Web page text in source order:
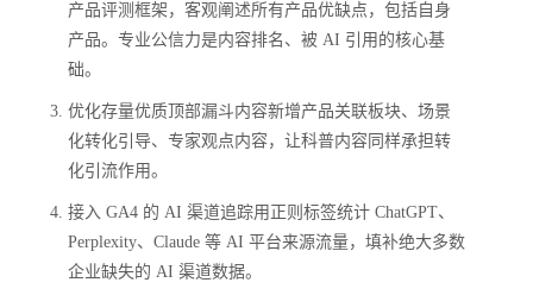
产品评测框架，客观阐述所有产品优缺点，包括自身
产品。专业公信力是内容排名、被 AI 引用的核心基
础。
优化存量优质顶部漏斗内容新增产品关联板块、场景
化转化引导、专家观点内容，让科普内容同样承担转
化引流作用。
接入 GA4 的 AI 渠道追踪用正则标签统计 ChatGPT、
Perplexity、Claude 等 AI 平台来源流量，填补绝大多数
企业缺失的 AI 渠道数据。